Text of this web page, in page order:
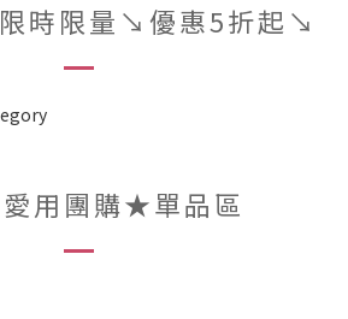
時限量↘︎優惠5折起↘︎
用團購★單品區